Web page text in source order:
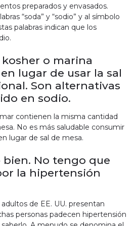
preparados y envasados.
“soda” y “sodio” y al símbolo
palabras indican que los
o marina
lugar de usar la sal
Son alternativas
en sodio.
contienen la misma cantidad
No es más saludable consumir
lugar de sal de mesa.
bien. No tengo que
la hipertensión
de EE. UU. presentan
personas padecen hipertensión